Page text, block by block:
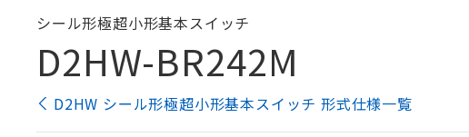
シール形極超小形基本スイッチ
D2HW-BR242M
D2HW シール形極超小形基本スイッチ 形式仕様一覧